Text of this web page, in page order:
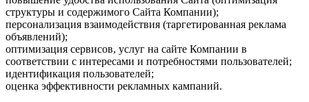
структуры и содержимого Сайта Компании);
персонализация взаимодействия (таргетированная реклама
объявлений);
оптимизация сервисов, услуг на сайте Компании в
соответствии с интересами и потребностями пользователей;
идентификация пользователей;
оценка эффективности рекламных кампаний.